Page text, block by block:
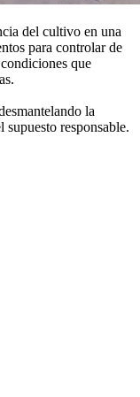
del cultivo en una
para controlar de
que
la
responsable.